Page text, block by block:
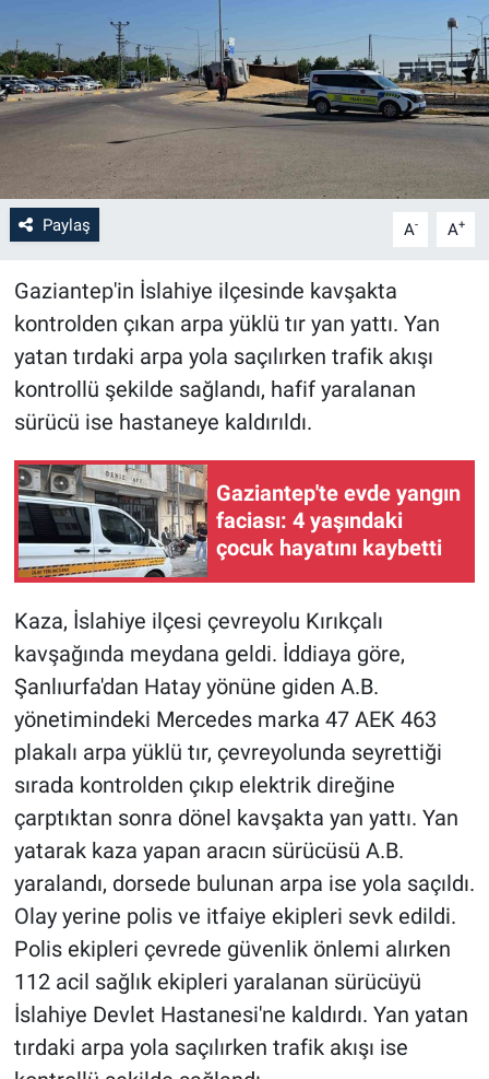
Paylaş A- A+
Gaziantep'in İslahiye ilçesinde kavşakta
kontrolden çıkan arpa yüklü tır yan yattı. Yan
yatan tırdaki arpa yola saçılırken trafik akışı
kontrollü şekilde sağlandı, hafif yaralanan
sürücü ise hastaneye kaldırıldı.
Gaziantep'te evde yangın
faciası: 4 yaşındaki
çocuk hayatını kaybetti
Kaza, İslahiye ilçesi çevreyolu Kırıkçalı
kavşağında meydana geldi. İddiaya göre,
Şanlıurfa'dan Hatay yönüne giden A.B.
yönetimindeki Mercedes marka 47 AEK 463
plakalı arpa yüklü tır, çevreyolunda seyrettiği
sırada kontrolden çıkıp elektrik direğine
çarptıktan sonra dönel kavşakta yan yattı. Yan
yatarak kaza yapan aracın sürücüsü A.B.
yaralandı, dorsede bulunan arpa ise yola saçıldı.
Olay yerine polis ve itfaiye ekipleri sevk edildi.
Polis ekipleri çevrede güvenlik önlemi alırken
112 acil sağlık ekipleri yaralanan sürücüyü
İslahiye Devlet Hastanesi'ne kaldırdı. Yan yatan
tırdaki arpa yola saçılırken trafik akışı ise